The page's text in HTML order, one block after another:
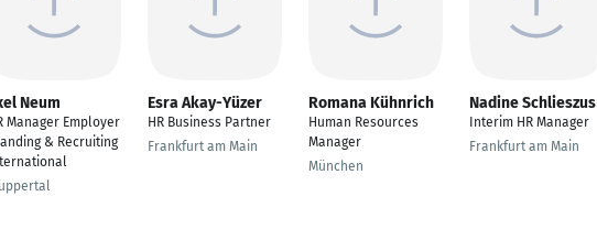
Neum
Manager Employer
& Recruiting
Esra Akay-Yüzer
HR Business Partner
Frankfurt am Main
Romana Kühnrich
Human Resources
Manager
München
Nadine Schlieszus
Interim HR Manager
Frankfurt am Main